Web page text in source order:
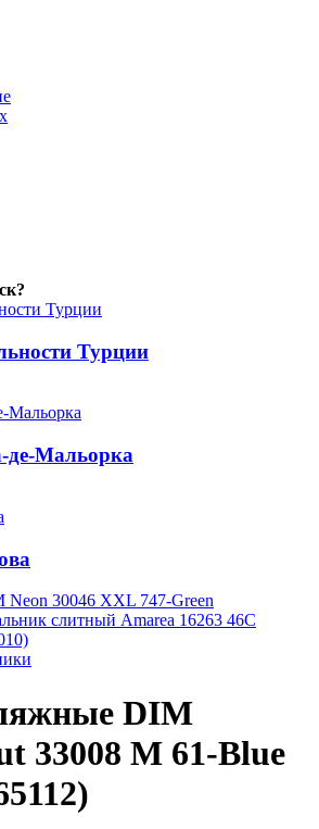
Турции
Мальорка
30046 XXL 747-Green
слитный Amarea 16263 46C
DIM
33008 M 61-Blue